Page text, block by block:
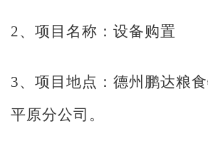
2、项目名称：设备购置
3、项目地点：德州鹏达粮
平原分公司。